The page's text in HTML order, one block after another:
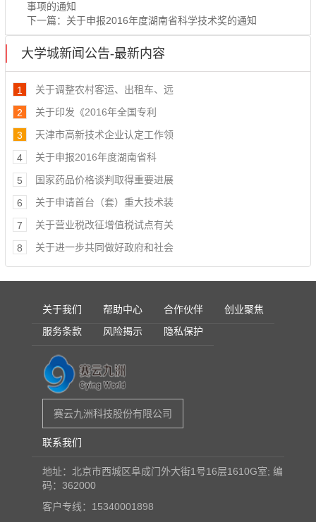
事项的通知
下一篇： 关于申报2016年度湖南省科学技术奖的通知
大学城新闻公告-最新内容
关于调整农村客运、出租车、远
1
关于印发《2016年全国专利
2
天津市高新技术企业认定工作领
3
关于申报2016年度湖南省科
4
国家药品价格谈判取得重要进展
5
关于申请首台（套）重大技术装
6
关于营业税改征增值税试点有关
7
关于进一步共同做好政府和社会
8
关于我们 帮助中心 合作伙伴
创业聚焦
服务条款
风险揭示 隐私保护
赛云九洲科技股份有限公司
联系我们
地址：北京市西城区阜成门外大街1号16层1610G室; 编
码：362000
客户专线：15340001898